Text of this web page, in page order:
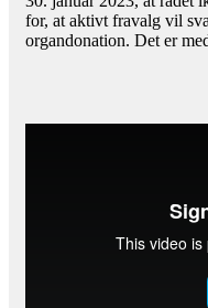
for, at aktivt fravalg vil
organdonation. Det er